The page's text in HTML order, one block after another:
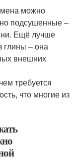
можно
подсушенные –
Ещё лучше
глины – она
внешних
требуется
что многие из